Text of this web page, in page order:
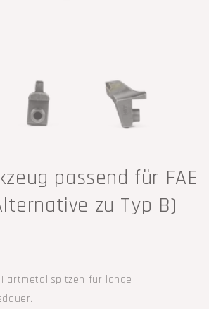
passend für FAE
zu Typ B)
für lange